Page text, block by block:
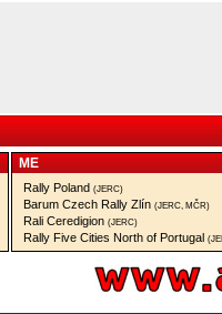
ME
Rally Poland (JERC)
Barum Czech Rally Zlín (JERC, MČR)
Rali Ceredigion (JERC)
Rally Five Cities North of Portugal